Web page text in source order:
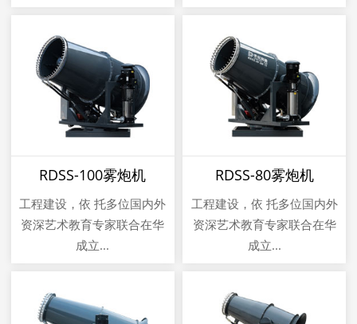
RDSS-100雾炮机
工程建设，依 托多位国内外
资深艺术教育专家联合在华
成立...
RDSS-80雾炮机
工程建设，依 托多位国内外
资深艺术教育专家联合在华
成立...